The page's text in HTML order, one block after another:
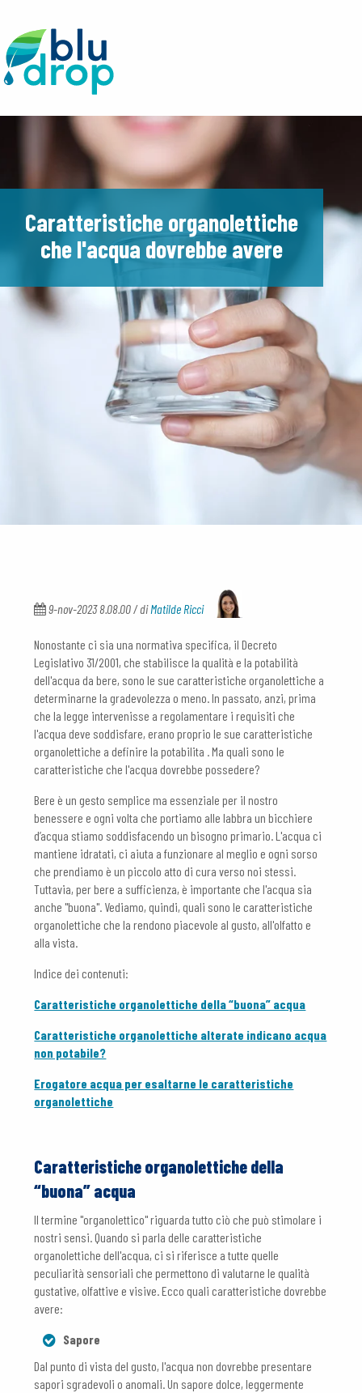
Caratteristiche organolettiche
che l'acqua dovrebbe avere
9-nov-2023 8.08.00 / diMatilde Ricci
Nonostante ci sia una normativa specifica, il Decreto
Legislativo 31/2001, che stabilisce la qualità e la potabilità
dell'acqua da bere, sono le sue caratteristiche organolettiche a
determinarne la gradevolezza o meno. In passato, anzi, prima
che la legge intervenisse a regolamentare i requisiti che
l'acqua deve soddisfare, erano proprio le sue caratteristiche
organolettiche a definire la potabilita . Ma quali sono le
caratteristiche che l'acqua dovrebbe possedere?
Bere è un gesto semplice ma essenziale per il nostro
benessere e ogni volta che portiamo alle labbra un bicchiere
d’acqua stiamo soddisfacendo un bisogno primario. L'acqua ci
mantiene idratati, ci aiuta a funzionare al meglio e ogni sorso
che prendiamo è un piccolo atto di cura verso noi stessi.
Tuttavia, per bere a sufficienza, è importante che l'acqua sia
anche "buona". Vediamo, quindi, quali sono le caratteristiche
organolettiche che la rendono piacevole al gusto, all'olfatto e
alla vista.
Indice dei contenuti:
Caratteristiche organolettiche della “buona” acqua
Caratteristiche organolettiche alterate indicano acqua
non potabile?
Erogatore acqua per esaltarne le caratteristiche
organolettiche
Caratteristiche organolettiche della
“buona” acqua
Il termine "organolettico" riguarda tutto ciò che può stimolare i
nostri sensi. Quando si parla delle caratteristiche
organolettiche dell'acqua, ci si riferisce a tutte quelle
peculiarità sensoriali che permettono di valutarne le qualità
gustative, olfattive e visive. Ecco quali caratteristiche dovrebbe
avere:
Sapore
Dal punto di vista del gusto, l'acqua non dovrebbe presentare
sapori sgradevoli o anomali. Un sapore dolce, leggermente